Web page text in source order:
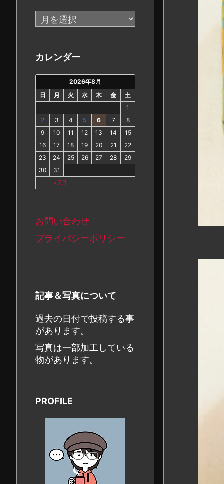
ア
ー
イ
ブ
カレンダー
2026年8月
日
月 火 水 木 金
土
1
2
3 4 5 6 7
8
9
10 11 12 13 14
15
16
17 18 19 20 21
22
23
24 25 26 27 28
29
30
31
« 7月
お問い合わせ
プライバシーポリシー
記事＆写真について
過去の日付で投稿する事
があります。
写真は一部加工している
物があります。
PROFILE